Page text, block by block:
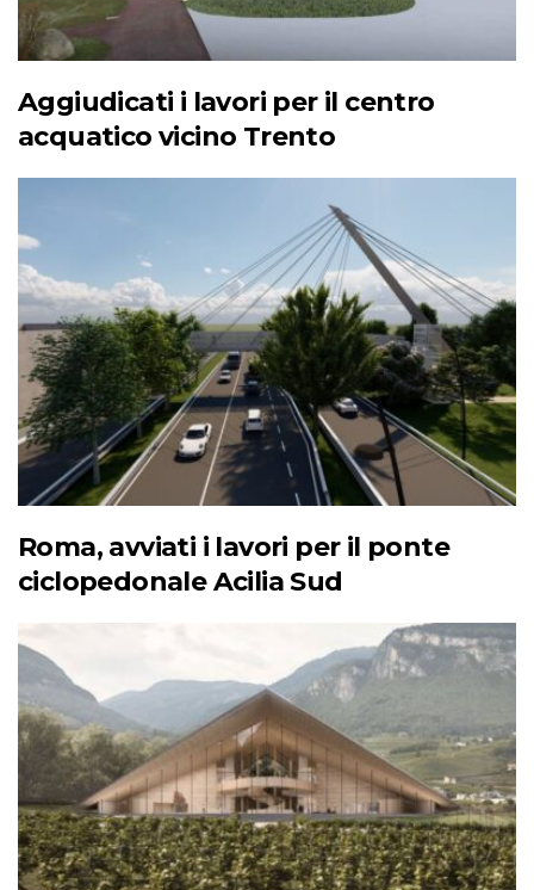
Aggiudicati i lavori per il centro
acquatico vicino Trento
Roma, avviati i lavori per il ponte
ciclopedonale Acilia Sud